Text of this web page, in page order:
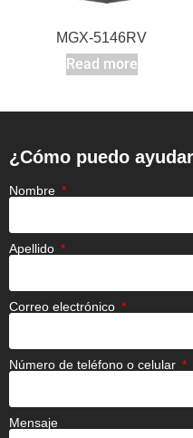
MGX-5146RV
Read more
¿Cómo puedo
Nombre
Apellido
Correo electrónico
Número de teléfono o celular
Mensaje